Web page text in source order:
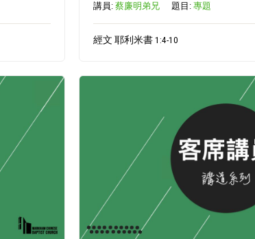
講員:蔡廉明弟兄 題目:專題
經文 耶利米書 1:4-10